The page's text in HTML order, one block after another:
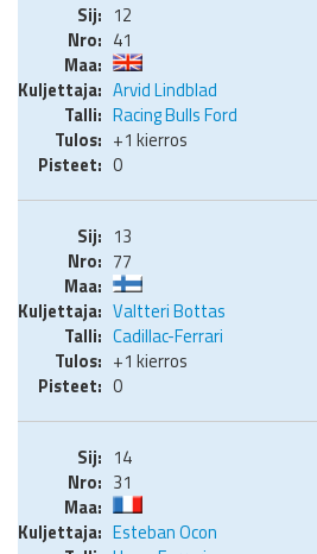
12
41
Arvid Lindblad
Racing Bulls Ford
+1 kierros
0
13
77
Valtteri Bottas
Cadillac-Ferrari
+1 kierros
0
14
31
Esteban Ocon